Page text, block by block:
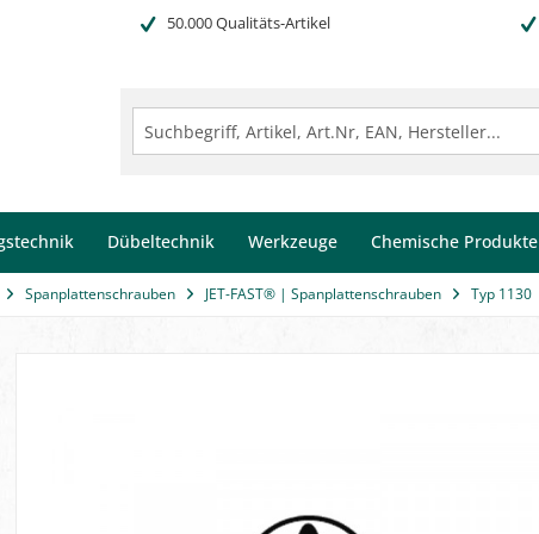
50.000 Qualitäts-Artikel
Dübeltechnik Werkzeuge Chemische Produkte
Spanplattenschrauben JET-FAST® | Spanplattenschrauben Typ 1130